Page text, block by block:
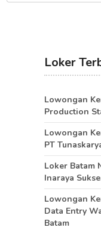
Loker
Lowongan
Production
Lowongan
PT
Loker Batam
Inaraya
Lowongan
Data Entry
Batam